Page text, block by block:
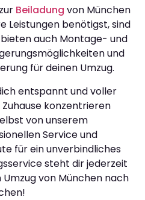
Beiladung von München
Leistungen benötigst, sind
auch Montage- und
und
für deinen Umzug.
entspannt und voller
konzentrieren
von unserem
Service und
für ein unverbindliches
steht dir jederzeit
von München nach